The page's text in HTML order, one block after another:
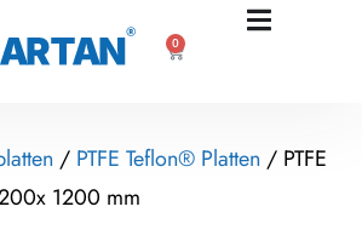
0
/ PTFE Teflon® Platten / PTFE
1200 mm